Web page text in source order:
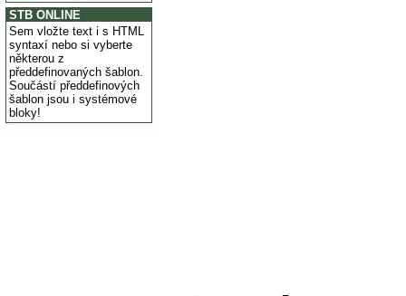
STB ONLINE
Sem vložte text i s HTML
syntaxí nebo si vyberte
některou z
předdefinovaných šablon.
Součástí předdefinových
šablon jsou i systémové
bloky!